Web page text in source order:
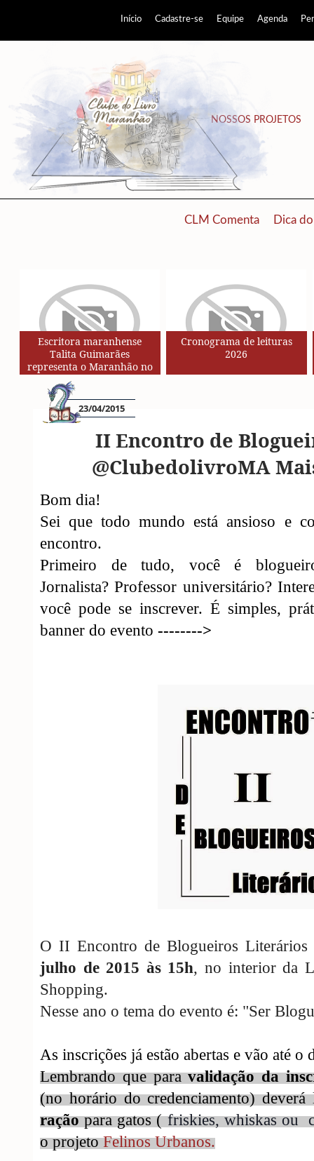
Início Cadastre-se Equipe Agenda
NOSSOS PROJETOS
CLM Comenta Dica
Escritora maranhense
Talita Guimarães
representa o Maranhão no
Circuito de Autores da Rede
SESC de Leituras
Cronograma de leituras
2026
23/04/2015
II Encontro de
@ClubedolivroMA
Bom dia!
Sei que todo mundo está ansioso e
encontro.
Primeiro de tudo, você é
Jornalista? Professor universitário?
você pode se inscrever. É simples,
banner do evento -------->
O II Encontro de Blogueiros
julho de 2015 às 15h, no interior da
Shopping.
Nesse ano o tema do evento é: "Ser
As inscrições já estão abertas e vão até o
Lembrando que paravalidação da
(no horário do credenciamento)
raçãopara gatos ( friskies, whiskas ou
o projetoFelinos Urbanos.